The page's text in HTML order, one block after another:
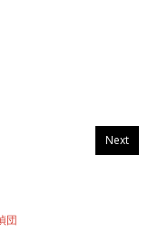
Next
団